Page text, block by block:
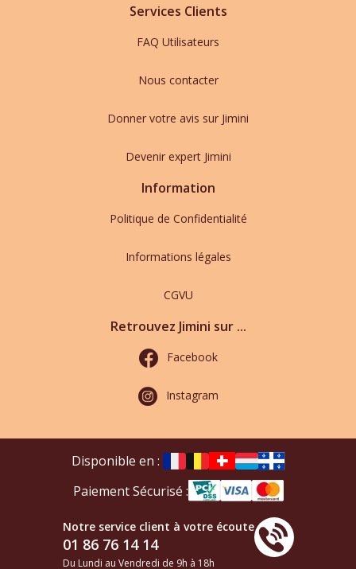
Services Clients
FAQ Utilisateurs
Nous contacter
Donner votre avis sur Jimini
Devenir expert Jimini
Information
Politique de Confidentialité
Informations légales
CGVU
Retrouvez Jimini sur ...
Facebook
Instagram
Disponible en :
Paiement Sécurisé :
Notre service client à votre écoute
01 86 76 14 14
Du Lundi au Vendredi de 9h à 18h